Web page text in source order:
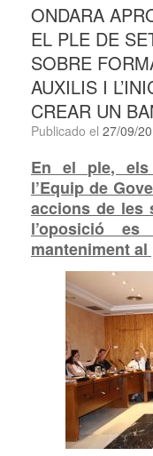
ONDARA
EL PLE DE
SOBRE
AUXILIS I
CREAR UN
Publicado el 27/09/
En el ple, els
l’Equip de
accions de les
l’oposició
manteniment